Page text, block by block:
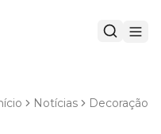
Notícias Decoração